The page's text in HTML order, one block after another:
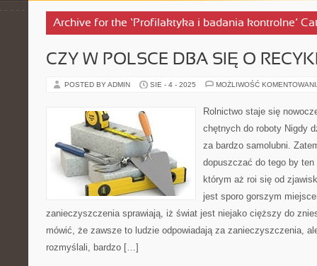
Archive for the ‘Profilaktyka i badania kontrolne’
CZY W POLSCE DBA SIĘ O
POSTED BY ADMIN SIE - 4 - 2025 MOŻLIWOŚĆ
Rolnictwo staje się
chętnych do roboty Nigdy
za bardzo samolubni.
dopuszczać do tego by ten
którym aż roi się od
jest sporo gorszym
zanieczyszczenia sprawiają, iż świat jest niejako cięższy do
mówić, że zawsze to ludzie odpowiadają za zanieczyszczenia,
rozmyślali, bardzo […]